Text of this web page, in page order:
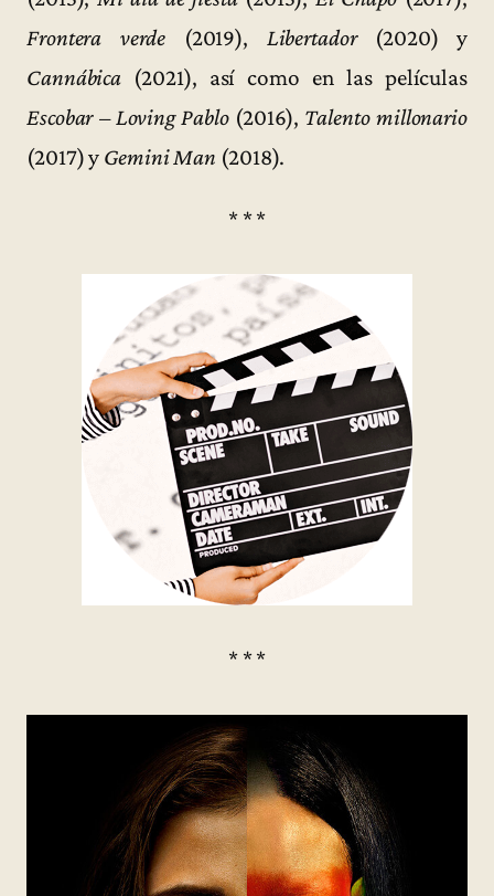
Frontera verde (2019), Libertador(2020) y
Cannábica (2021), así como en las películas
Escobar – Loving Pablo(2016), Talento millonario
(2017) y Gemini Man (2018).
* * *
* * *